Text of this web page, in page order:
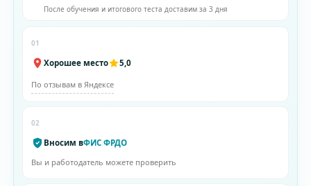
После обучения и итогового теста доставим за 3 дня
01
Хорошее место 5,0
По отзывам в Яндексе
02
Вносим вФИС ФРДО
Вы и работодатель можете проверить